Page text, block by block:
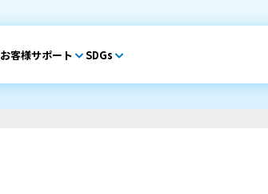
お客様サポート SDGs